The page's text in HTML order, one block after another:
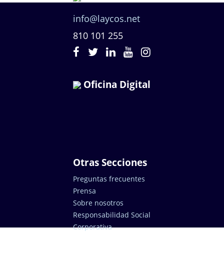
info@laycos.net
810 101 255
Oficina Digital
Otras Secciones
Preguntas frecuentes
Prensa
Sobre nosotros
Responsabilidad Social
Corporativa